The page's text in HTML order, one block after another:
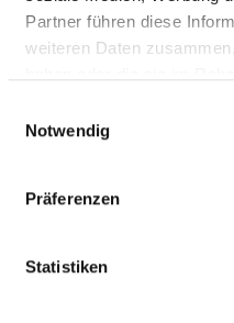
Partner führen diese
weiteren Daten
Notwendig
Präferenzen
Statistiken
Georg Aldiban (Leitender
Fachabteilung